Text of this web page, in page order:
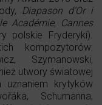
Diapason d’Or i
Académie, Cannes
polskie Fryderyki).
kompozytorów:
Szymanowski,
utwory światowej
krytyków
Schumanna,